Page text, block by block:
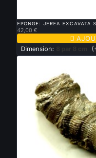
EPONGE: JEREA EXCAVATA
42,00 €

Dimension: 8 par 8 cm